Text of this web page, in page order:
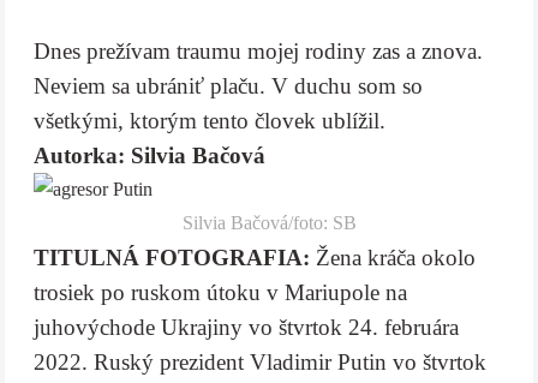
Dnes prežívam traumu mojej rodiny zas a znova.
Neviem sa ubrániť plaču. V duchu som so
všetkými, ktorým tento človek ublížil.
Autorka: Silvia Bačová
Silvia Bačová/foto: SB
TITULNÁ FOTOGRAFIA: Žena kráča okolo
trosiek po ruskom útoku v Mariupole na
juhovýchode Ukrajiny vo štvrtok 24. februára
2022. Ruský prezident Vladimir Putin vo štvrtok